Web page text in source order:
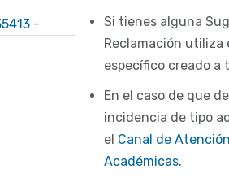
-
Si tienes alguna
Reclamación utiliza
específico creado a
En el caso de que
incidencia de tipo
el Canal de
Académicas.